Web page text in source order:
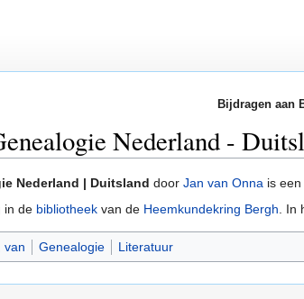
Bijdragen aan
Nederland -
Nederland | Duitsland door Jan van Onna is
in de bibliotheek van de Heemkundekring Bergh. In
van Genealogie Literatuur